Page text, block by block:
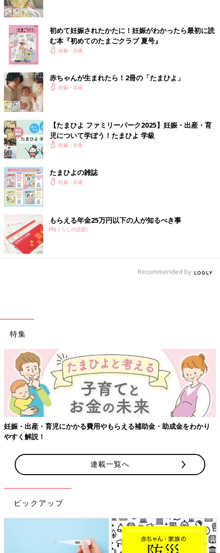
初めて妊娠されたかたに！妊娠がわかったら最初に読
む本『初めてのたまごクラブ 夏号』
妊娠・出産
赤ちゃんが生まれたら！2冊の「たまひよ」
妊娠・出産
【たまひよ ファミリーパーク2025】妊娠・出産・育
児について学ぼう！たまひよ 学級
妊娠・出産
たまひよの雑誌
妊娠・出産
もらえる年金25万円以下の人が知るべき事
PR(くらしの話題)
Recommended by
特集
妊娠・出産・育児にかかる費用やもらえる補助金・助成金をわかり
やすく解説！
連載一覧へ
ピックアップ